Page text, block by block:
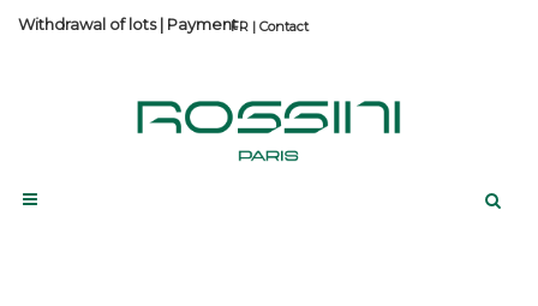
Contact
Withdrawal of lots| Payment